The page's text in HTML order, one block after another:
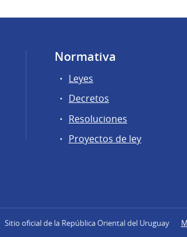
Normativa
Leyes
Decretos
Resoluciones
Proyectos de ley
Sitio oficial de la República Oriental del Uruguay